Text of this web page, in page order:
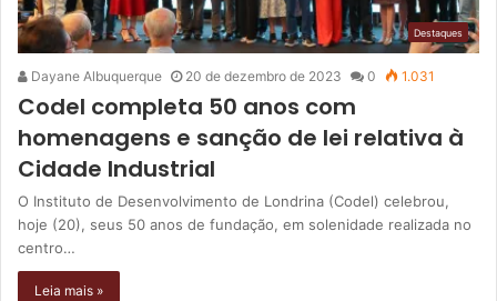
Destaques
Dayane Albuquerque 20 de dezembro de 2023 0 1.031
Codel completa 50 anos com
homenagens e sanção de lei relativa à
Cidade Industrial
O Instituto de Desenvolvimento de Londrina (Codel) celebrou,
hoje (20), seus 50 anos de fundação, em solenidade realizada no
centro…
Leia mais »